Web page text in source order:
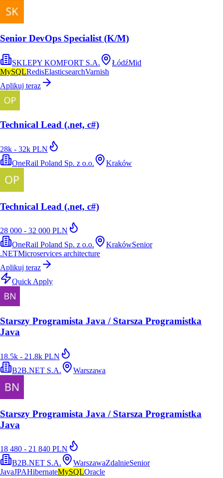
Senior DevOps Specialist (K/M)
SKLEPY KOMFORT S.A. ŁódźMid
MySQLRedisElasticsearchVarnish
Aplikuj teraz
Technical Lead (.net, c#)
28k - 32k PLN
OneRail Poland Sp. z o.o.
Kraków
Technical Lead (.net, c#)
28 000 - 32 000 PLN
OneRail Poland Sp. z o.o.
KrakówSenior
.NETMicroservices architecture
Aplikuj teraz
Quick Apply
Starszy Programista Java / Starsza Programistka
Java
18.5k - 21.8k PLN
B2B.NET S.A.
Warszawa
Starszy Programista Java / Starsza Programistka
Java
18 480 - 21 840 PLN
B2B.NET S.A.
WarszawaZdalnieSenior
JavaJPAHibernateMySQLOracle